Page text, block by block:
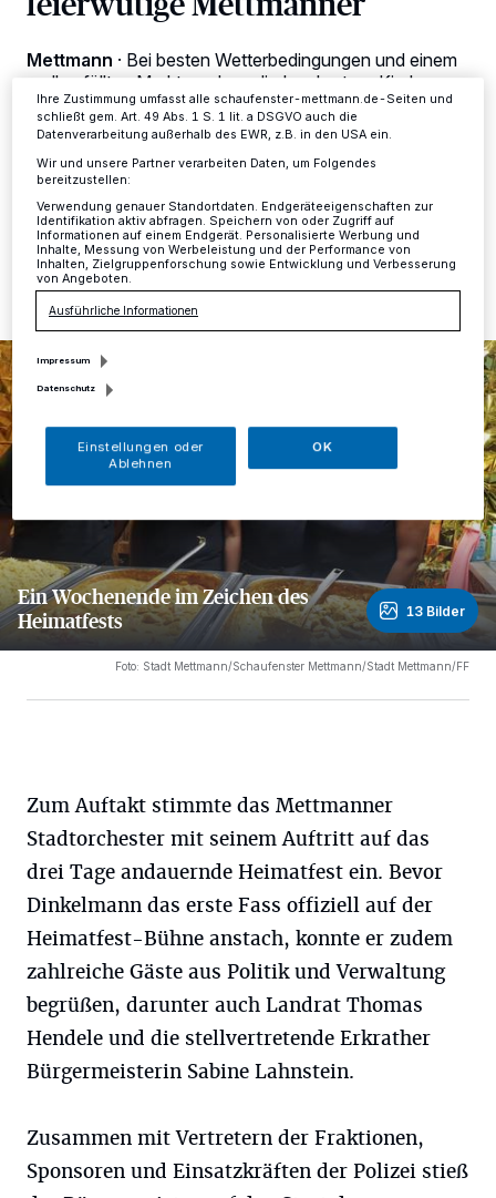
Mettmann · Bei besten Wetterbedingungen und einem
prall gefüllten Markt rund um die Lambertus-Kirche
wurde das 43. Mettmanner Heimatfest am
Freitagabend durch Bürgermeister Thomas Dinkelmann
02.09.2019 , 09:00 Uhr Eine Minute Lesezeit
Ein Wochenende im Zeichen des
Heimatfests
13 Bilder
Foto: Stadt Mettmann/Schaufenster Mettmann/Stadt Mettmann/FF
Zum Auftakt stimmte das Mettmanner
Stadtorchester mit seinem Auftritt auf das
drei Tage andauernde Heimatfest ein. Bevor
Dinkelmann das erste Fass offiziell auf der
Heimatfest-Bühne anstach, konnte er zudem
zahlreiche Gäste aus Politik und Verwaltung
begrüßen, darunter auch Landrat Thomas
Hendele und die stellvertretende Erkrather
Bürgermeisterin Sabine Lahnstein.
Zusammen mit Vertretern der Fraktionen,
Sponsoren und Einsatzkräften der Polizei stieß
ändern oder Ihre Einwilligung zu widerrufen, indem Sie auf den Link
Ihre Einstellungen gelten innerhalb unseres Website. Weitere
Informationen finden Sie in unserer Datenschutzerklärung.
Ihre Zustimmung umfasst alle schaufenster-mettmann.de-Seiten und
schließt gem. Art. 49 Abs. 1 S. 1 lit. a DSGVO auch die
Datenverarbeitung außerhalb des EWR, z.B. in den USA ein.
Wir und unsere Partner verarbeiten Daten, um Folgendes
bereitzustellen:
Verwendung genauer Standortdaten. Endgeräteeigenschaften zur
Identifikation aktiv abfragen. Speichern von oder Zugriff auf
Informationen auf einem Endgerät. Personalisierte Werbung und
Inhalte, Messung von Werbeleistung und der Performance von
Inhalten, Zielgruppenforschung sowie Entwicklung und Verbesserung
von Angeboten.
Ausführliche Informationen
Impressum
Datenschutz
Einstellungen oder
Ablehnen
OK